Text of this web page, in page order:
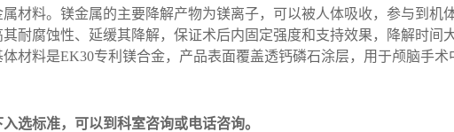
材料。镁金属的主要降解产物为镁离子，可以被人体吸收，参与到 机
耐腐蚀性、延缓其降解，保证术后内固定强度和支持效果 ， 降解时间
材料是EK30专利镁合金，产品表面覆盖透钙磷石涂层，用于颅脑手
选标准，可以到科室咨询或电话咨询。